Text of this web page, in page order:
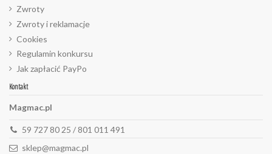
Zwroty
Zwroty i reklamacje
Cookies
Regulamin konkursu
Jak zapłacić PayPo
Kontakt
Magmac.pl
59 727 80 25 / 801 011 491
sklep@magmac.pl